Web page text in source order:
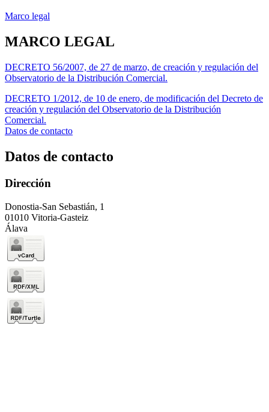
Marco legal
MARCO LEGAL
DECRETO 56/2007, de 27 de marzo, de creación y regulación del
Observatorio de la Distribución Comercial.
DECRETO 1/2012, de 10 de enero, de modificación del Decreto de
creación y regulación del Observatorio de la Distribución
Comercial.
Datos de contacto
Datos de contacto
Dirección
Donostia-San Sebastián, 1
01010 Vitoria-Gasteiz
Álava